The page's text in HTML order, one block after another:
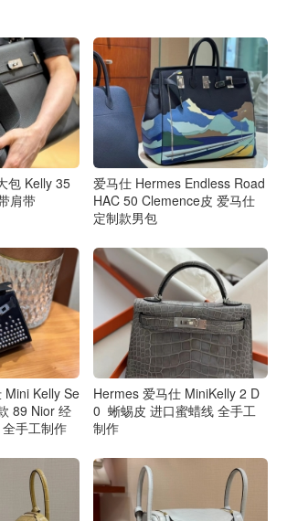
包 Kelly 35
肩带
爱马仕 Hermes Endless Road
HAC 50 Clemence皮 爱马仕
定制款男包
Mini Kelly Se
89 Nior 经
手工制作
Hermes 爱马仕 MiniKelly 2 D
0 蜥蜴皮 进口蜜蜡线 全手工
制作